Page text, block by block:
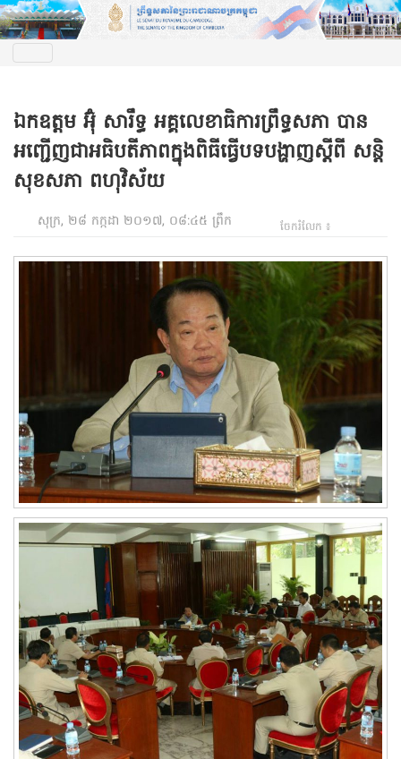
ឯកឧត្តម អ៊ុំ សារឹទ្ធ អគ្គលេខាធិការព្រឹទ្ធសភា បាន
អញ្ជើញជាអធិបតីភាពក្នុងពិធីធ្វើបទបង្ហាញស្តីពី សន្តិ
សុខសភា ពហុវិស័យ
សុក្រ, ២៨ កក្កដា ២០១៧, ០៨:៤៥ ព្រឹក ចែករំលែក ៖